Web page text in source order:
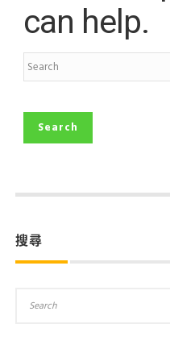
can help.
搜尋